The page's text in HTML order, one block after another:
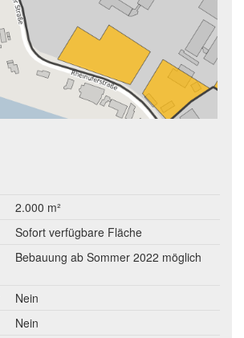
2.000 m²
Sofort verfügbare Fläche
Bebauung ab Sommer 2022 möglich
Nein
Nein